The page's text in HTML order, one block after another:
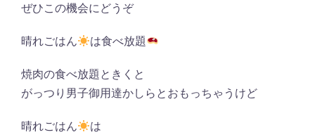
ぜひこの機会にどうぞ
晴れごはん は食べ放題
焼肉の食べ放題ときくと
がっつり男子御用達かしらとおもっちゃうけど
晴れごはん
は